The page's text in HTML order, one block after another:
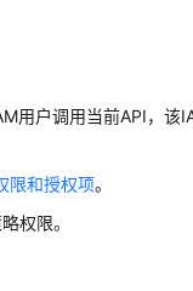
用户调用当前API，该
限和授权项。
权限。